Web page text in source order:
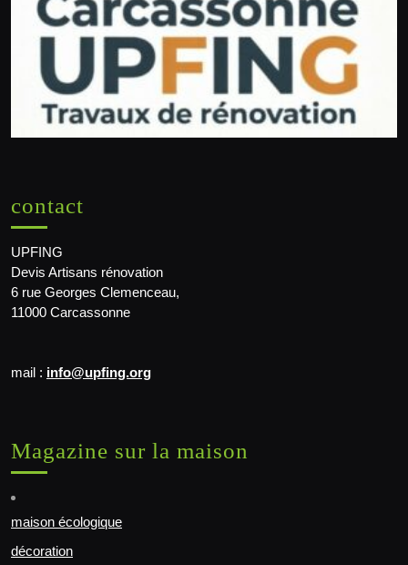
contact
UPFING
Devis Artisans rénovation
6 rue Georges Clemenceau,
11000 Carcassonne
mail : info@upfing.org
Magazine sur la maison
maison écologique
décoration